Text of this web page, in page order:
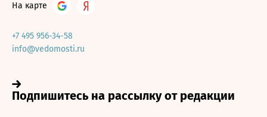
На карте
+7 495 956-34-58
info@vedomosti.ru